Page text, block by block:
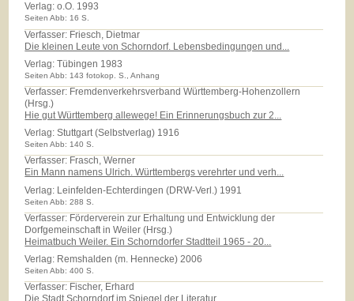
Verlag:o.O. 1993
Seiten Abb: 16 S.
Verfasser: Friesch, Dietmar
Die kleinen Leute von Schorndorf. Lebensbedingungen und...
Verlag:Tübingen 1983
Seiten Abb: 143 fotokop. S., Anhang
Verfasser: Fremdenverkehrsverband Württemberg-Hohenzollern
(Hrsg.)
Hie gut Württemberg allewege! Ein Erinnerungsbuch zur 2...
Verlag:Stuttgart (Selbstverlag) 1916
Seiten Abb: 140 S.
Verfasser: Frasch, Werner
Ein Mann namens Ulrich. Württembergs verehrter und verh...
Verlag: Leinfelden-Echterdingen (DRW-Verl.) 1991
Seiten Abb: 288 S.
Verfasser: Förderverein zur Erhaltung und Entwicklung der
Dorfgemeinschaft in Weiler (Hrsg.)
Heimatbuch Weiler. Ein Schorndorfer Stadtteil 1965 - 20...
Verlag: Remshalden (m. Hennecke) 2006
Seiten Abb: 400 S.
Verfasser: Fischer, Erhard